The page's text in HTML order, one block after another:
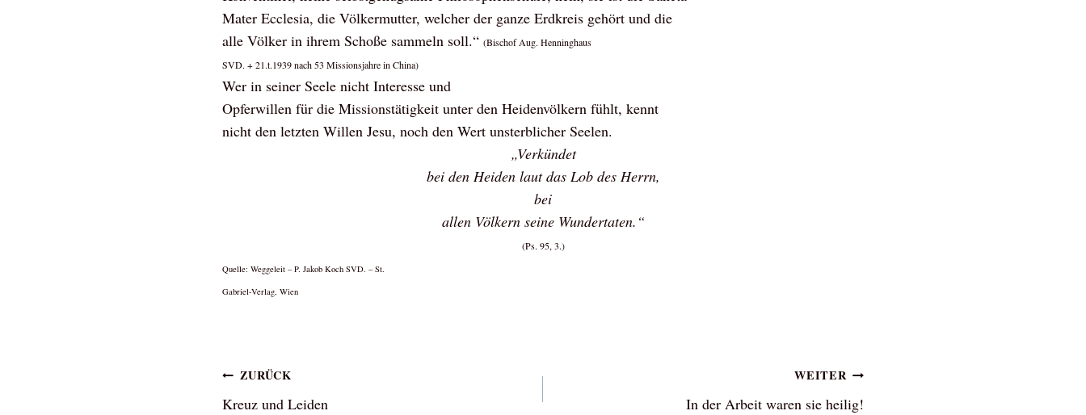
Mater Ecclesia, die Völkermutter, welcher der ganze Erdkreis gehört und die
alle Völker in ihrem Schoße sammeln soll.“ (Bischof Aug. Henninghaus
SVD. + 21.t.1939 nach 53 Missionsjahre in China)
Wer in seiner Seele nicht Interesse und
Opferwillen für die Missionstätigkeit unter den Heidenvölkern fühlt, kennt
nicht den letzten Willen Jesu, noch den Wert unsterblicher Seelen.
„Verkündet
bei den Heiden laut das Lob des Herrn,
bei
allen Völkern seine Wundertaten.“
(Ps. 95, 3.)
Quelle: Weggeleit – P. Jakob Koch SVD. – St.
Gabriel-Verlag, Wien
Beitragsnavigation
ZURÜCK
Kreuz und Leiden
WEITER
In der Arbeit waren sie heilig!